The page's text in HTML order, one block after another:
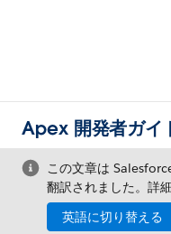
Apex 開発者ガイ
この文章は
翻訳されました。詳
英語に切り替える